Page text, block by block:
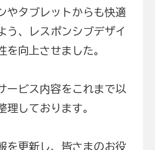
やタブレットからも快適
う、レスポンシブデザイ
を向上させました。
ービス内容をこれまで以
理しております。
を更新し、皆さまのお役